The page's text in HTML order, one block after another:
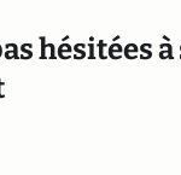
hésitées